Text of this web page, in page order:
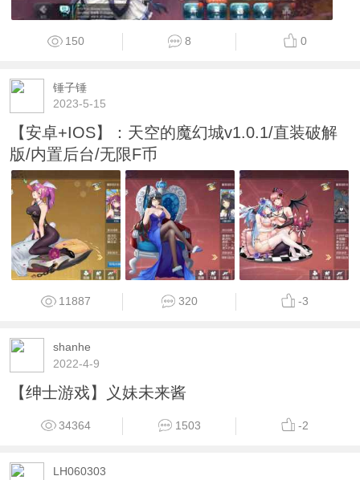
150 8 0
锤子锤
2023-5-15
【安卓+IOS】：天空的魔幻城v1.0.1/直装破解
版/内置后台/无限F币
11887 320 -3
shanhe
2022-4-9
【绅士游戏】义妹未来酱
34364 1503 -2
LH060303